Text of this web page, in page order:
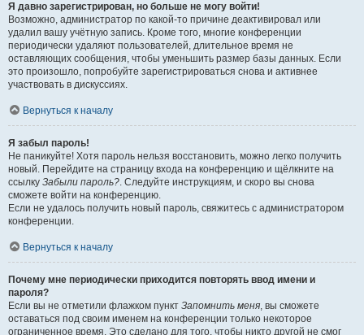
Я давно зарегистрирован, но больше не могу войти!
Возможно, администратор по какой-то причине деактивировал или
удалил вашу учётную запись. Кроме того, многие конференции
периодически удаляют пользователей, длительное время не
оставляющих сообщения, чтобы уменьшить размер базы данных. Если
это произошло, попробуйте зарегистрироваться снова и активнее
участвовать в дискуссиях.
Вернуться к началу
Я забыл пароль!
Не паникуйте! Хотя пароль нельзя восстановить, можно легко получить
новый. Перейдите на страницу входа на конференцию и щёлкните на
ссылку Забыли пароль?. Следуйте инструкциям, и скоро вы снова
сможете войти на конференцию.
Если не удалось получить новый пароль, свяжитесь с администратором
конференции.
Вернуться к началу
Почему мне периодически приходится повторять ввод имени и
пароля?
Если вы не отметили флажком пункт Запомнить меня, вы сможете
оставаться под своим именем на конференции только некоторое
ограниченное время. Это сделано для того, чтобы никто другой не смог